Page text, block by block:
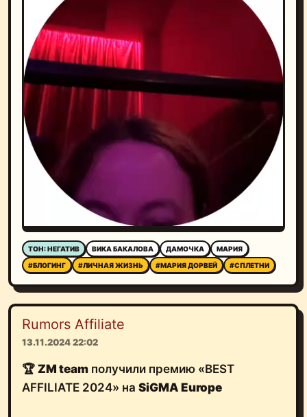
ТОН: НЕГАТИВ ВИКА БАКАЛОВА ДАМОЧКА
МАРИЯ
#БЛОГИНГ
#ЛИЧНАЯ ЖИЗНЬ #МАРИЯ ДОРВЕЙ #СПЛЕТНИ
Rumors Affiliate
13.11.2024 22:02
🏆 ZM team получили премию «‎BEST
AFFILIATE 2024» на SiGMA Europe